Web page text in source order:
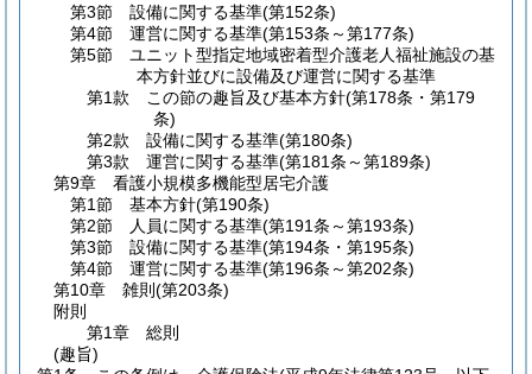
第3節
設備に関する基準(第152条)
第4節
運営に関する基準(第153条～第177条)
第5節
ユニット型指定地域密着型介護老人福祉施設の基
本方針並びに設備及び運営に関する基準
第1款
この節の趣旨及び基本方針(第178条・第179
条)
第2款
設備に関する基準(第180条)
第3款
運営に関する基準(第181条～第189条)
第9章
看護小規模多機能型居宅介護
第1節
基本方針(第190条)
第2節
人員に関する基準(第191条～第193条)
第3節
設備に関する基準(第194条・第195条)
第4節
運営に関する基準(第196条～第202条)
第10章
雑則 (第203条)
附則
第1章
総則
(趣旨)